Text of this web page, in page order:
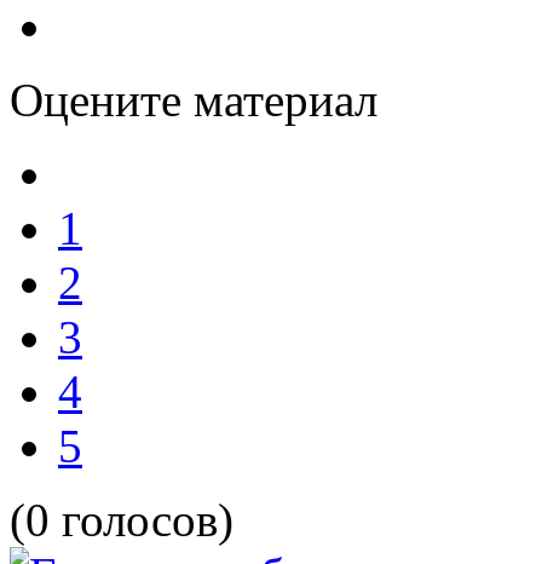
Оцените материал
1
2
3
4
5
(0 голосов)